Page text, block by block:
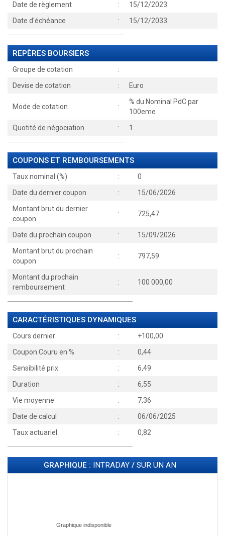
Date de règlement
:
15/12/2023
Date d'échéance
: 15/12/2033
REPÈRES BOURSIERS
Groupe de cotation
:
Devise de cotation
: Euro
Mode de cotation :
% du Nominal PdC par
100eme
Quotité de négociation
: 1
COUPONS ET REMBOURSEMENTS
Taux nominal (%) :
0
Date du dernier coupon
:
15/06/2026
Montant brut du dernier
coupon
: 725,47
Date du prochain coupon :
15/09/2026
Montant brut du prochain
coupon
: 797,59
Montant du prochain
remboursement
: 100 000,00
CARACTÉRISTIQUES DYNAMIQUES
Cours dernier :
+100,00
Coupon Couru en %
:
0,44
Sensibilité prix
:
6,49
Duration
:
6,55
Vie moyenne
:
7,36
Date de calcul
:
06/06/2025
Taux actuariel
: 0,82
GRAPHIQUE : INTRADAY / SUR UN AN